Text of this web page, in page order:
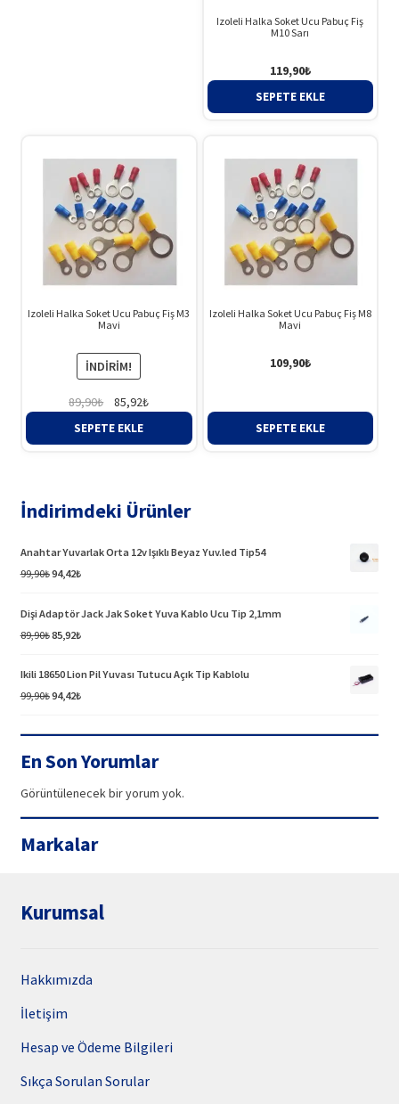
Izoleli Halka Soket Ucu Pabuç Fiş
M10 Sarı
119,90₺
SEPETE EKLE
Izoleli Halka Soket Ucu Pabuç Fiş M3
Mavi
İNDIRIM!
89,90₺
Orijinal
fiyat:
85,92₺Şu
SEPETE EKLE
Izoleli Halka Soket Ucu Pabuç Fiş M8
Mavi
109,90₺
SEPETE EKLE
İndirimdeki Ürünler
Anahtar Yuvarlak Orta 12v Işıklı Beyaz Yuv.led Tip54
99,90₺Orijinal
94,42₺Şu
Dişi Adaptör Jack Jak Soket Yuva Kablo Ucu Tip 2,1mm
89,90₺Orijinal
85,92₺Şu
Ikili 18650 Lion Pil Yuvası Tutucu Açık Tip Kablolu
99,90₺Orijinal
94,42₺Şu
En Son Yorumlar
Görüntülenecek bir yorum yok.
Markalar
Kurumsal
Hakkımızda
İletişim
Hesap ve Ödeme Bilgileri
Sıkça Sorulan Sorular